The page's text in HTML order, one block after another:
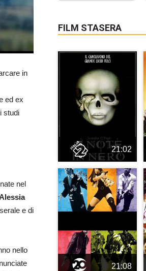
in
ed ex
studi
nel
e di
nello
FILM STASERA
21:02
21:08